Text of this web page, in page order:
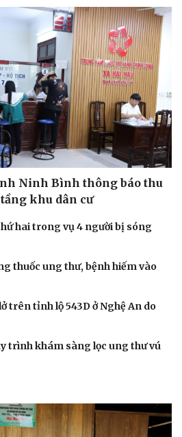
Ninh Bình thông báo thu
khu dân cư
hai trong vụ 4 người bị sóng
thuốc ung thư, bệnh hiếm vào
trên tỉnh lộ 543D ở Nghệ An do
trình khám sàng lọc ung thư vú